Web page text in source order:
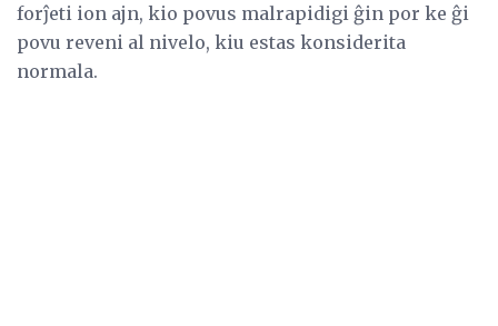
forĵeti ion ajn, kio povus malrapidigi ĝin por ke ĝi
povu reveni al nivelo, kiu estas konsiderita
normala.